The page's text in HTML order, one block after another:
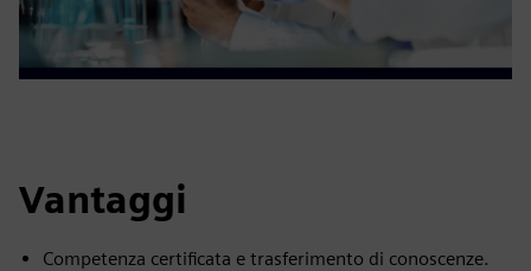
Vantaggi
Competenza certificata e trasferimento di conoscenze.